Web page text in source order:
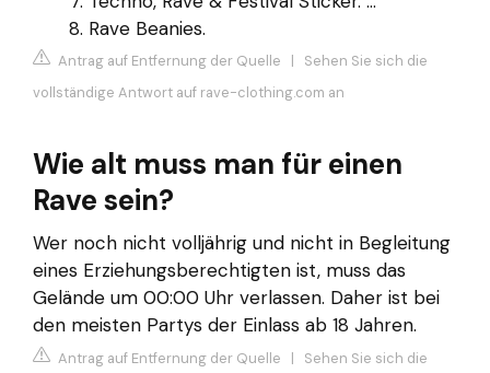
Rave Beanies.
Antrag auf Entfernung der Quelle | Sehen Sie sich die
vollständige Antwort auf rave-clothing.com an
Wie alt muss man für einen
Rave sein?
Wer noch nicht volljährig und nicht in Begleitung
eines Erziehungsberechtigten ist, muss das
Gelände um 00:00 Uhr verlassen. Daher ist bei
den meisten Partys der Einlass ab 18 Jahren.
Antrag auf Entfernung der Quelle | Sehen Sie sich die